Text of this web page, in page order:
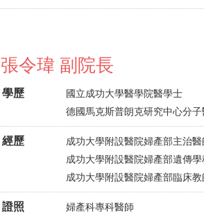
張令瑋 副院長
學歷
國立成功大學醫學院醫學士
德國馬克斯普朗克研究中心分
經歷
成功大學附設醫院婦產部主治醫
成功大學附設醫院婦產部遺傳
成功大學附設醫院婦產部臨床教
證照
婦產科專科醫師